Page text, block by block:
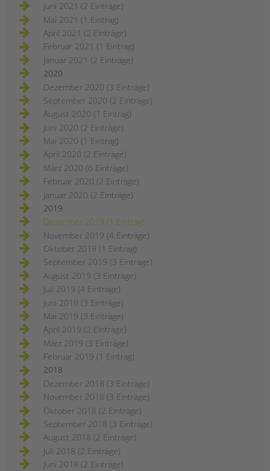
Juni 2021 (2 Einträge)
Mai 2021 (1 Eintrag)
April 2021 (2 Einträge)
Februar 2021 (1 Eintrag)
Januar 2021 (2 Einträge)
2020
Dezember 2020 (3 Einträge)
September 2020 (2 Einträge)
August 2020 (1 Eintrag)
Juni 2020 (2 Einträge)
Mai 2020 (1 Eintrag)
April 2020 (2 Einträge)
März 2020 (6 Einträge)
Februar 2020 (2 Einträge)
Januar 2020 (2 Einträge)
2019
Dezember 2019 (1 Eintrag)
November 2019 (4 Einträge)
Oktober 2019 (1 Eintrag)
September 2019 (3 Einträge)
August 2019 (3 Einträge)
Juli 2019 (4 Einträge)
Juni 2019 (3 Einträge)
Mai 2019 (3 Einträge)
April 2019 (2 Einträge)
März 2019 (3 Einträge)
Februar 2019 (1 Eintrag)
2018
Dezember 2018 (3 Einträge)
November 2018 (3 Einträge)
Oktober 2018 (2 Einträge)
September 2018 (3 Einträge)
August 2018 (2 Einträge)
Juli 2018 (2 Einträge)
Juni 2018 (2 Einträge)